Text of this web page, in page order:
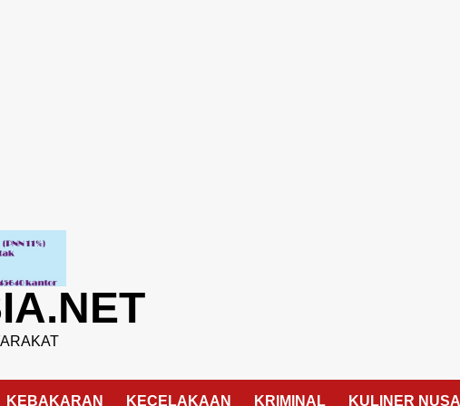
KEBAKARAN KECELAKAAN KRIMINAL KULINER